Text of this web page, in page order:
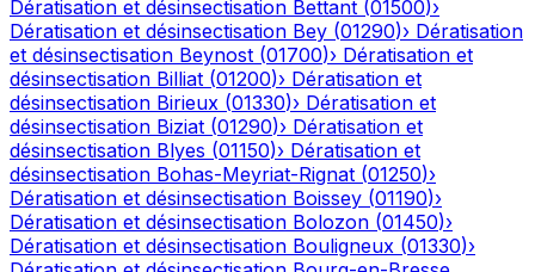
Dératisation et désinsectisation Bettant (01500)›
Dératisation et désinsectisation Bey (01290)› Dératisation
et désinsectisation Beynost (01700)› Dératisation et
désinsectisation Billiat (01200)› Dératisation et
désinsectisation Birieux (01330)› Dératisation et
désinsectisation Biziat (01290)› Dératisation et
désinsectisation Blyes (01150)› Dératisation et
désinsectisation Bohas-Meyriat-Rignat (01250)›
Dératisation et désinsectisation Boissey (01190)›
Dératisation et désinsectisation Bolozon (01450)›
Dératisation et désinsectisation Bouligneux (01330)›